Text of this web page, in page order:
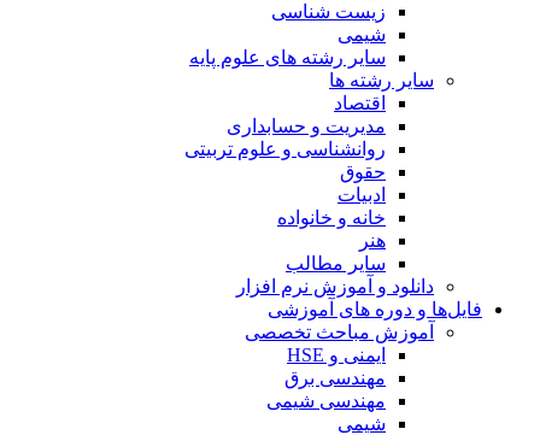
زیست شناسی
شیمی
سایر رشته های علوم پایه
سایر رشته ها
اقتصاد
مدیریت و حسابداری
روانشناسی و علوم تربیتی
حقوق
ادبیات
خانه و خانواده
هنر
سایر مطالب
دانلود و آموزش نرم افزار
فایل‌ها و دوره های آموزشی
آموزش مباحث تخصصی
ایمنی و HSE
مهندسی برق
مهندسی شیمی
شیمی